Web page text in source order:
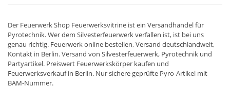
Der Feuerwerk Shop Feuerwerksvitrine ist ein Versandhandelfür
Pyrotechnik. Wer dem Silvesterfeuerwerk verfallen ist, ist bei uns
genau richtig. Feuerwerk online bestellen,Versand deutschlandweit,
Kontakt in Berlin. Versand von Silvesterfeuerwerk, Pyrotechnik und
Partyartikel. Preiswert Feuerwerkskörper kaufen und
Feuerwerksverkauf in Berlin. Nur sichere geprüfte Pyro-Artikel mit
BAM-Nummer.